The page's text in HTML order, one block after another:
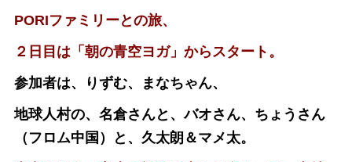
PORIファミリーとの旅、
２日目は「朝の青空ヨガ」からスタート。
参加者は、りずむ、まなちゃん、
地球人村の、名倉さんと、バオさん、ちょうさん
（フロム中国）と、 久太朗＆マメ太。